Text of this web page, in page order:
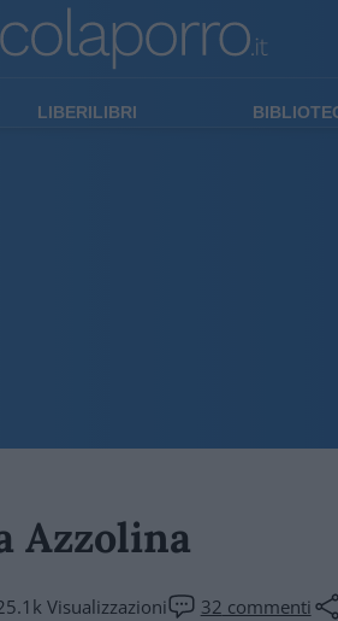
LIBERILIBRI
Azzolina
Visualizzazioni 32 commenti